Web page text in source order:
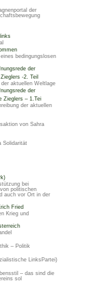
der
bedingungslosen
der
-2. Teil
aktuellen Weltlage
der
Zieglers – 1.Tei
der aktuellen
von Sahra
Solidarität
bei
politischen
auch vor Ort in der
Fried
Krieg und
– Politik
LinksPartei)
– das sind die
sol